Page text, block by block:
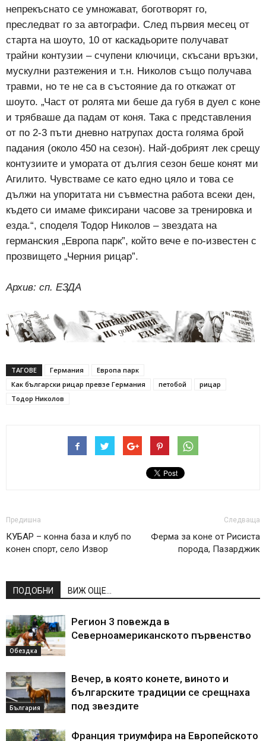
непрекъснато се умножават, боготворят го,
преследват го за автографи. След първия месец от
старта на шоуто, 10 от каскадьорите получават
трайни контузии – счупени ключици, скъсани връзки,
мускулни разтежения и т.н. Николов също получава
травми, но те не са в състояние да го откажат от
шоуто. „Част от ролята ми беше да губя в дуел с коне
и трябваше да падам от коня. Така с представления
от по 2-3 пъти дневно натрупах доста голяма брой
падания (около 450 на сезон). Най-добрият лек срещу
контузиите и умората от дългия сезон беше конят ми
Агилито. Чувстваме се като едно цяло и това се
дължи на упоритата ни съвместна работа всеки ден,
където си имаме фиксирани часове за тренировка и
езда.“, споделя Тодор Николов – звездата на
германския „Европа парк”, който вече е по-известен с
прозвището „Черния рицар”.
Архив: сп. ЕЗДА
ТАГОВЕ Германия
Европа парк
Как български рицар превзе Германия
петобой
рицар
Тодор Николов
Предишна
КУБАР – конна база и клуб по
конен спорт, село Извор
Следваща
Ферма за коне от Рисиста
порода, Пазарджик
ПОДОБНИ ВИЖ ОЩЕ...
Обездка
Регион 3 повежда в
Северноамериканското първенство
България
Вечер, в която конете, виното и
българските традиции се срещнаха
под звездите
Франция триумфира на Европейското